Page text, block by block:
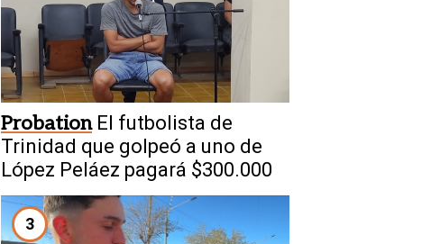
Probation El futbolista de
Trinidad que golpeó a uno de
López Peláez pagará $300.000
3